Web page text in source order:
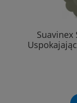
Suavinex